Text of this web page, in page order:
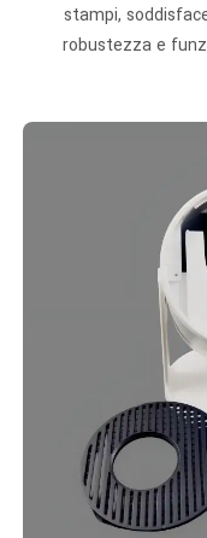
stampi,
robustezza e